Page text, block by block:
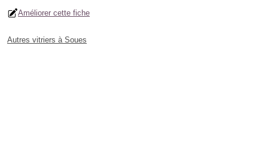
Améliorer cette fiche
Autres vitriers à Soues